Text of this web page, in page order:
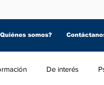
somos?
De interés